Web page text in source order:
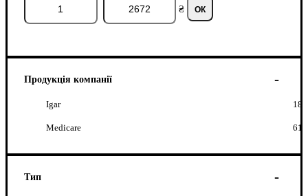
₴ ОК
Продукція компанії
Igar 18
Medicare 61
Тип